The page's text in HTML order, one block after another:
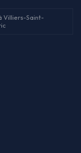
Villiers-Saint-